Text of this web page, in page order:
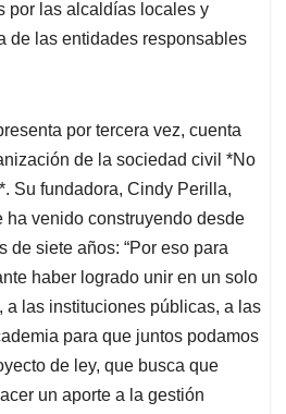
por las alcaldías locales y
de las entidades responsables
por tercera vez, cuenta
de la sociedad civil *No
Su fundadora, Cindy Perilla,
ha venido construyendo desde
de siete años: “Por eso para
haber logrado unir en un solo
a las instituciones públicas, a las
para que juntos podamos
de ley, que busca que
un aporte a la gestión